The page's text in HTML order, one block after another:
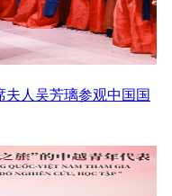
人吴芳璃参观中国国